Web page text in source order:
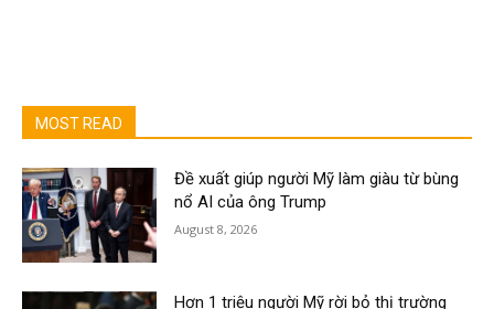
MOST READ
Đề xuất giúp người Mỹ làm giàu từ bùng
nổ AI của ông Trump
August 8, 2026
Hơn 1 triệu người Mỹ rời bỏ thị trường